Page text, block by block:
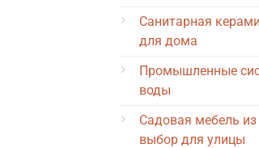
Санитарная
для дома
Промышленные
воды
Садовая мебель
выбор для улицы